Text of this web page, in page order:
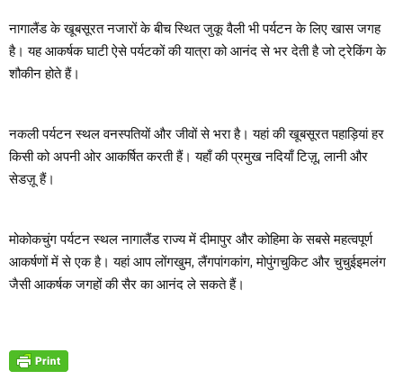
नागालैंड के खूबसूरत नजारों के बीच स्थित जुकू वैली भी पर्यटन के लिए खास जगह
है। यह आकर्षक घाटी ऐसे पर्यटकों की यात्रा को आनंद से भर देती है जो ट्रेकिंग के
शौकीन होते हैं।
नकली पर्यटन स्थल वनस्पतियों और जीवों से भरा है। यहां की खूबसूरत पहाड़ियां हर
किसी को अपनी ओर आकर्षित करती हैं। यहाँ की प्रमुख नदियाँ टिज़ू, लानी और
सेडज़ू हैं।
मोकोकचुंग पर्यटन स्थल नागालैंड राज्य में दीमापुर और कोहिमा के सबसे महत्वपूर्ण
आकर्षणों में से एक है। यहां आप लोंगखुम, लैंगपांगकांग, मोपुंगचुकिट और चुचुईइमलंग
जैसी आकर्षक जगहों की सैर का आनंद ले सकते हैं।